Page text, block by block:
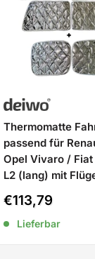
Thermomatte
passend für
Opel Vivaro / Fiat
L2 (lang) mit
Sale
Preis
€113,79
Lieferbar